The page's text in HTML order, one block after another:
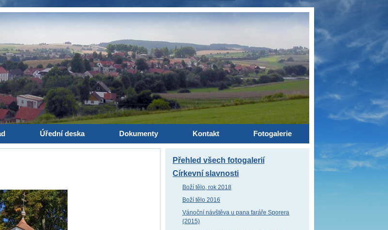
Úřední deska Dokumenty Kontakt Fotogalerie
Přehled všech fotogalerií
Církevní slavnosti
Boží tělo, rok 2018
Boží tělo 2016
Vánoční návštěva u pana faráře Sporera
(2015)